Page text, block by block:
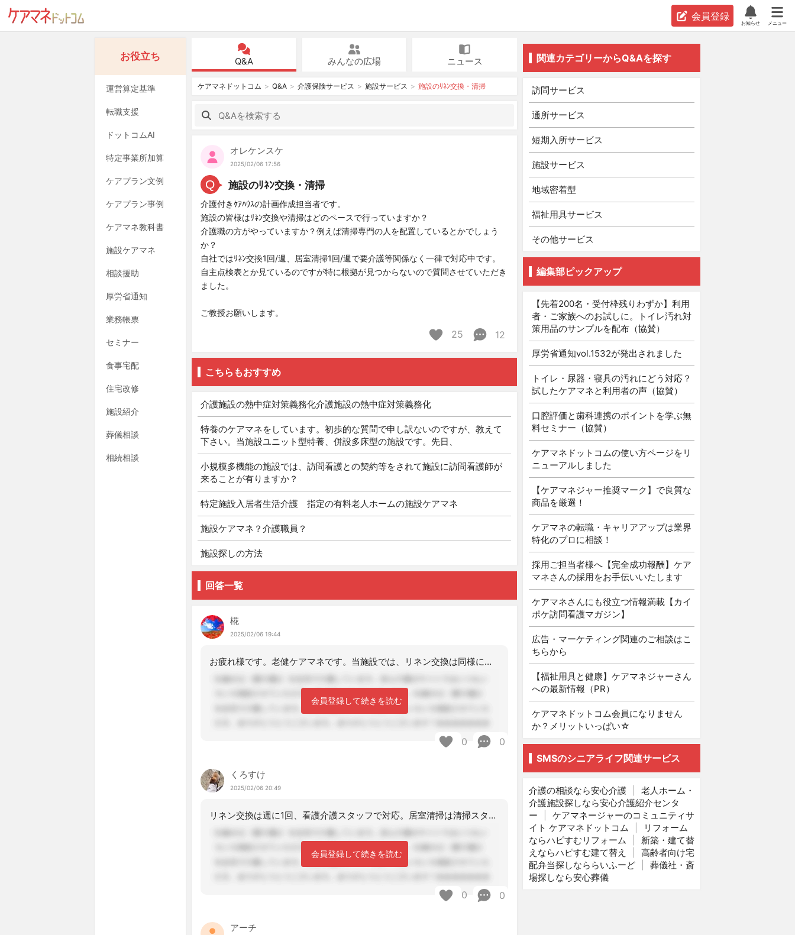
会員登録
お知らせ メニュー
お役立ち
運営算定基準
転職支援
ドットコムAI
特定事業所加算
ケアプラン文例
ケアプラン事例
ケアマネ教科書
施設ケアマネ
相談援助
厚労省通知
業務帳票
セミナー
食事宅配
住宅改修
施設紹介
葬儀相談
相続相談
Q&A みんなの広場 ニュース
ケアマネドットコム Q&A 介護保険サービス 施設サービス 施設のﾘﾈﾝ交換・清掃
オレケンスケ
2025/02/06 17:56
Q 施設のﾘﾈﾝ交換・清掃
介護付きｹｱﾊｳｽの計画作成担当者です。
施設の皆様はﾘﾈﾝ交換や清掃はどのペースで行っていますか？
介護職の方がやっていますか？例えば清掃専門の人を配置しているとかでしょう
か？
自社ではﾘﾈﾝ交換1回/週、居室清掃1回/週で要介護等関係なく一律で対応中です。
自主点検表とか見ているのですが特に根拠が見つからないので質問させていただき
ました。
ご教授お願いします。
25 12
こちらもおすすめ
介護施設の熱中症対策義務化介護施設の熱中症対策義務化
特養のケアマネをしています。初歩的な質問で申し訳ないのですが、教えて
下さい。当施設ユニット型特養、併設多床型の施設です。先日、
小規模多機能の施設では、訪問看護との契約等をされて施設に訪問看護師が
来ることが有りますか？
特定施設入居者生活介護 指定の有料老人ホームの施設ケアマネ
施設ケアマネ？介護職員？
施設探しの方法
回答一覧
椛
2025/02/06 19:44
お疲れ様です。老健ケアマネです。当施設では、リネン交換は同様に週1回、フロアが2
会員登録して続きを読む
0 0
くろすけ
2025/02/06 20:49
リネン交換は週に1回、看護介護スタッフで対応。居室清掃は清掃スタッフが対応（頻度
会員登録して続きを読む
0 0
アーチ
関連カテゴリーからQ&Aを探す
訪問サービス
通所サービス
短期入所サービス
施設サービス
地域密着型
福祉用具サービス
その他サービス
編集部ピックアップ
【先着200名・受付枠残りわずか】利用
者・ご家族へのお試しに。トイレ汚れ対
策用品のサンプルを配布（協賛）
厚労省通知vol.1532が発出されました
トイレ・尿器・寝具の汚れにどう対応？
試したケアマネと利用者の声（協賛）
口腔評価と歯科連携のポイントを学ぶ無
料セミナー（協賛）
ケアマネドットコムの使い方ページをリ
ニューアルしました
【ケアマネジャー推奨マーク】で良質な
商品を厳選！
ケアマネの転職・キャリアアップは業界
特化のプロに相談！
採用ご担当者様へ【完全成功報酬】ケア
マネさんの採用をお手伝いいたします
ケアマネさんにも役立つ情報満載【カイ
ポケ訪問看護マガジン】
広告・マーケティング関連のご相談はこ
ちらから
【福祉用具と健康】ケアマネジャーさん
への最新情報（PR）
ケアマネドットコム会員になりません
か？メリットいっぱい☆
SMSのシニアライフ関連サービス
介護の相談なら安心介護
老人ホーム・
介護施設探しなら安心介護紹介センタ
ー
ケアマネージャーのコミュニティサ
イト ケアマネドットコム
リフォーム
ならハピすむリフォーム
新築・建て替
えならハピすむ建て替え
高齢者向け宅
配弁当探しなららいふーど
葬儀社・斎
場探しなら安心葬儀